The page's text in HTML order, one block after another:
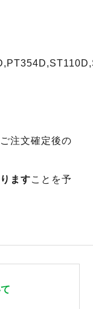
注文確定後の
ますことを予